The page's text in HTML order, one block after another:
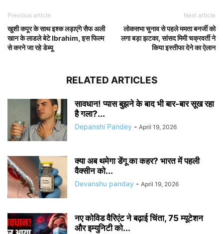
Previous article
खुशी कपूर के साथ इश्क लड़ाएंगे सैफ अली
खान के लाडले बेटे Ibrahim, इस फिल्म
से करने जा रहे डेब्यू
Next article
लोकसभा चुनाव से पहले ममता बनर्जी को
लगा बड़ा झटका, सांसद मिमी चक्रवर्ती ने
किया इस्तीफा देने का ऐलान
RELATED ARTICLES
सावधान! प्यास बुझने के बाद भी बार-बार सूख रहा
है गला?...
Depanshi Pandey - April 19, 2026
क्या अब थमेगा डेंगू का कहर? भारत में पहली
वैक्सीन को...
Devanshu panday - April 19, 2026
नए कोविड वैरिएंट ने बढ़ाई चिंता, 75 म्यूटेशन
और इम्युनिटी को...